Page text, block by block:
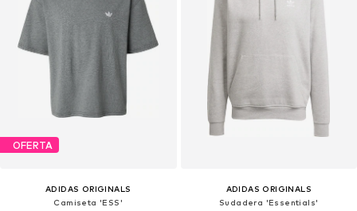
OFERTA
ADIDAS ORIGINALS
Camiseta 'ESS'
ADIDAS ORIGINALS
Sudadera 'Essentials'